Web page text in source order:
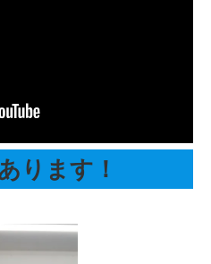
ります！